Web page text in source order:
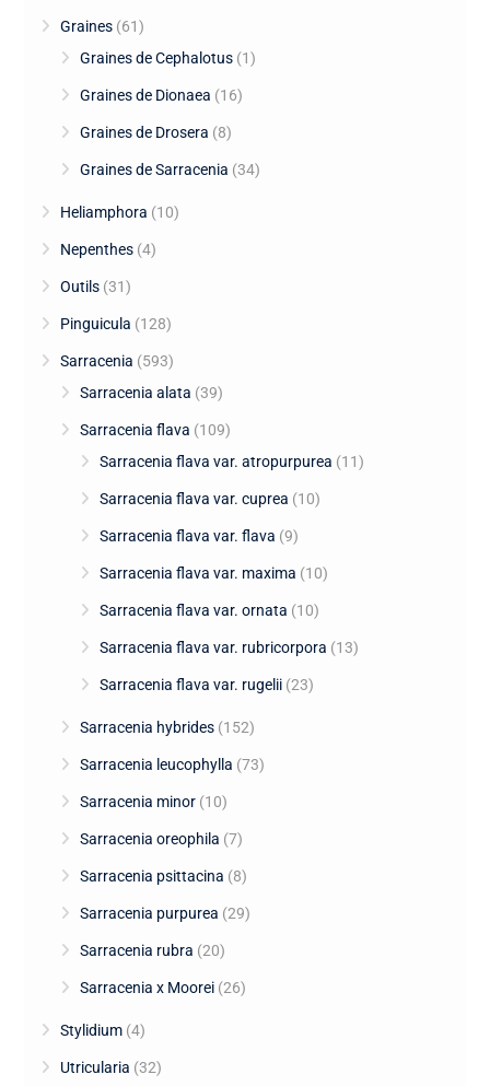
Graines (61)
Graines de Cephalotus (1)
Graines de Dionaea (16)
Graines de Drosera (8)
Graines de Sarracenia (34)
Heliamphora (10)
Nepenthes (4)
Outils (31)
Pinguicula (128)
Sarracenia (593)
Sarracenia alata (39)
Sarracenia flava (109)
Sarracenia flava var. atropurpurea (11)
Sarracenia flava var. cuprea (10)
Sarracenia flava var. flava (9)
Sarracenia flava var. maxima (10)
Sarracenia flava var. ornata (10)
Sarracenia flava var. rubricorpora (13)
Sarracenia flava var. rugelii (23)
Sarracenia hybrides (152)
Sarracenia leucophylla (73)
Sarracenia minor (10)
Sarracenia oreophila (7)
Sarracenia psittacina (8)
Sarracenia purpurea (29)
Sarracenia rubra (20)
Sarracenia x Moorei (26)
Stylidium (4)
Utricularia (32)